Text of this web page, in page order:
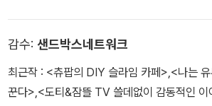
감수: 샌드박스네트워크
최근작 : <츄팝의 DIY 슬라임 카페> <나는
꾼다> <도티&잠뜰 TV 쓸데없이 감동적인 이